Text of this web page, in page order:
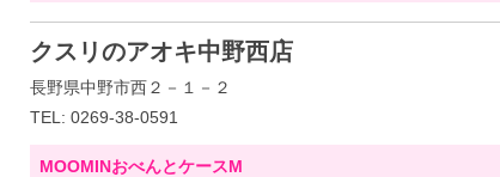
クスリのアオキ中野西店
長野県中野市西２－１－２
TEL: 0269-38-0591
MOOMINおべんとケースM